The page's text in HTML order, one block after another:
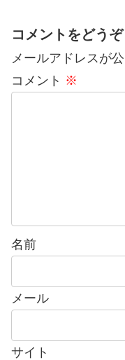
コメントをどうぞ
メールアドレスが
コメント ※
名前
メール
サイト